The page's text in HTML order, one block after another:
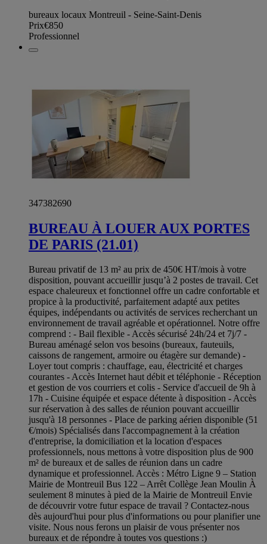
bureaux locaux Montreuil - Seine-Saint-Denis
Prix€850
Professionnel
347382690
BUREAU À LOUER AUX PORTES
DE PARIS (21.01)
Bureau privatif de 13 m² au prix de 450€ HT/mois à votre
disposition, pouvant accueillir jusqu’à 2 postes de travail. Cet
espace chaleureux et fonctionnel offre un cadre confortable et
propice à la productivité, parfaitement adapté aux petites
équipes, indépendants ou activités de services recherchant un
environnement de travail agréable et opérationnel. Notre offre
comprend : - Bail flexible - Accès sécurisé 24h/24 et 7j/7 -
Bureau aménagé selon vos besoins (bureaux, fauteuils,
caissons de rangement, armoire ou étagère sur demande) -
Loyer tout compris : chauffage, eau, électricité et charges
courantes - Accès Internet haut débit et téléphonie - Réception
et gestion de vos courriers et colis - Service d'accueil de 9h à
17h - Cuisine équipée et espace détente à disposition - Accès
sur réservation à des salles de réunion pouvant accueillir
jusqu'à 18 personnes - Place de parking aérien disponible (51
€/mois) Spécialisés dans l'accompagnement à la création
d'entreprise, la domiciliation et la location d'espaces
professionnels, nous mettons à votre disposition plus de 900
m² de bureaux et de salles de réunion dans un cadre
dynamique et professionnel. Accès : Métro Ligne 9 – Station
Mairie de Montreuil Bus 122 – Arrêt Collège Jean Moulin À
seulement 8 minutes à pied de la Mairie de Montreuil Envie
de découvrir votre futur espace de travail ? Contactez-nous
dès aujourd'hui pour plus d'informations ou pour planifier une
visite. Nous nous ferons un plaisir de vous présenter nos
bureaux et de répondre à toutes vos questions :)